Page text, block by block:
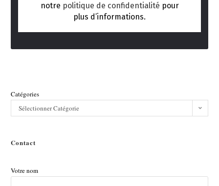
notre politique de confidentialité pour
plus d’informations.
Catégories
Sélectionner Catégorie
Contact
Votre nom